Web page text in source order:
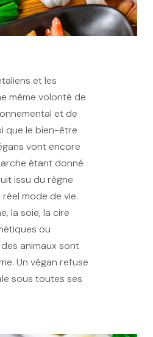
et les
même volonté de
et de
que le bien-être
vont encore
étant donné
issu du règne
mode de vie.
la soie, la cire
ou
animaux sont
Un végan refuse
sous toutes ses